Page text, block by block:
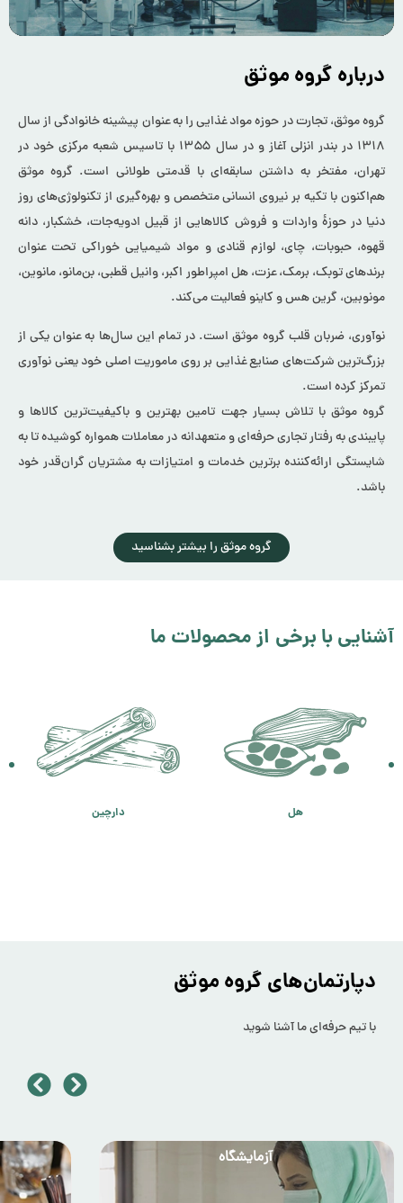
درباره گروه موثق
گروه موثق، تجارت در حوزه مواد غذایی را به عنوان پیشینه خانوادگی از سال
۱۳۱۸ در بندر انزلی آغاز و در سال ۱۳۵۵ با تاسیس شعبه مرکزی خود در
تهران، مفتخر به داشتن سابقه‌ای با قدمتی طولانی است. گروه موثق
هم‌اکنون با تکیه بر نیروی انسانی متخصص و بهره‌گیری از تکنولوژی‌های روز
دنیا در حوزۀ واردات و فروش کالاهایی از قبیل ادویه‌جات، خشکبار، دانه
قهوه، حبوبات، چای، لوازم قنادی و مواد شیمیایی خوراکی تحت عنوان
برندهای توبک، برمک، عزت، هل امپراطور اکبر، وانیل قطبی، بن‌مانو، مانوین،
مونوبین، گرین هس و کاینو فعالیت می‌کند.
نوآوری، ضربان قلب گروه موثق است. در تمام این سال‌ها به عنوان یکی از
بزرگ‌ترین شرکت‌های صنایع غذایی بر روی ماموریت اصلی خود یعنی نوآوری
تمرکز کرده‌ است.
گروه موثق با تلاش بسیار جهت تامین بهترین و باکیفیت‌ترین کالاها و
پایبندی به رفتار تجاری حرفه‌ای و متعهدانه در معاملات همواره کوشیده تا به
شایستگی ارائه‌کننده برترین خدمات و امتیازات به مشتریان گران‌قدر خود
باشد.
گروه موثق را بیشتر بشناسید
آشنایی با برخی از محصولات ما
دارچین هل
دپارتمان‌های گروه موثق
با تیم حرفه‌ای ما آشنا شوید
آزمایشگاه